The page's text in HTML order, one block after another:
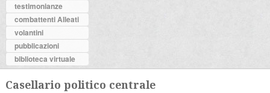
testimonianze
combattenti Alleati
volantini
pubblicazioni
biblioteca virtuale
Casellario politico centrale